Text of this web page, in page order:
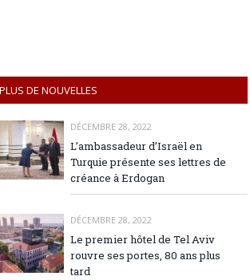
PLUS DE NOUVELLES
DÉCEMBRE 28, 2022
L’ambassadeur d’Israël en
Turquie présente ses lettres de
créance à Erdogan
DÉCEMBRE 28, 2022
Le premier hôtel de Tel Aviv
rouvre ses portes, 80 ans plus
tard